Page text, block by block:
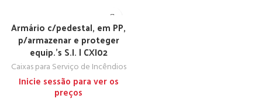
Armário c/pedestal, em PP,
p/armazenar e proteger
equip.’s S.I. | CXI02
Caixas para Serviço de Incêndios
Inicie sessão para ver os
preços